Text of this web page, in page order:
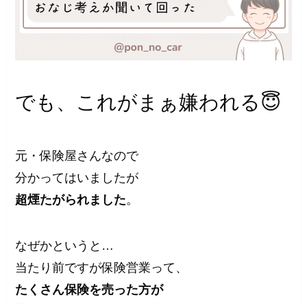
でも、これがまぁ嫌われる😇
元・保険屋さんなので
分かってはいましたが
超煙たがられました。
なぜかというと…
当たり前ですが保険営業って、
たくさん保険を売った方が